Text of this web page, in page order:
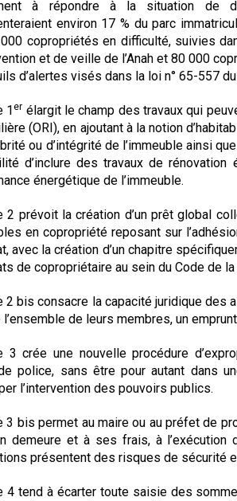
à répondre à la situation de
environ 17 % du parc
copropriétés en difficulté, suivies
et de veille de l’Anah et 80 000
d’alertes visés dans la loi n° 65-557
1er élargit le champ des travaux qui
(ORI), en ajoutant à la notion
ou d’intégrité de l’immeuble ainsi
d’inclure des travaux de rénovation
énergétique de l’immeuble.
2 prévoit la création d’un prêt global
en copropriété reposant sur
avec la création d’un chapitre
de copropriétaire au sein du Code de
2 bis consacre la capacité juridique
l’ensemble de leurs membres, un
3 crée une nouvelle procédure
police, sans être pour autant dans
l’intervention des pouvoirs publics.
3 bis permet au maire ou au préfet de
demeure et à ses frais, à
présentent des risques de sécurité
4 tend à écarter toute saisie des